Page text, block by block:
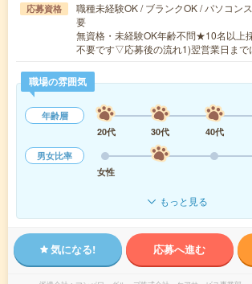
応募資格
職種未経験OK / ブランクOK / パソコン
要
無資格・未経験OK年齢不問★10名以上
不要です▽応募後の流れ1)翌営業日ま
職場の雰囲気
年齢層
20代
30代 40代
男女比率
女性
もっと見る
気になる! 応募へ進む